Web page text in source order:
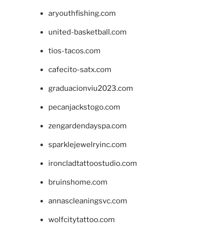
aryouthfishing.com
united-basketball.com
tios-tacos.com
cafecito-satx.com
graduacionviu2023.com
pecanjackstogo.com
zengardendayspa.com
sparklejewelryinc.com
ironcladtattoostudio.com
bruinshome.com
annascleaningsvc.com
wolfcitytattoo.com